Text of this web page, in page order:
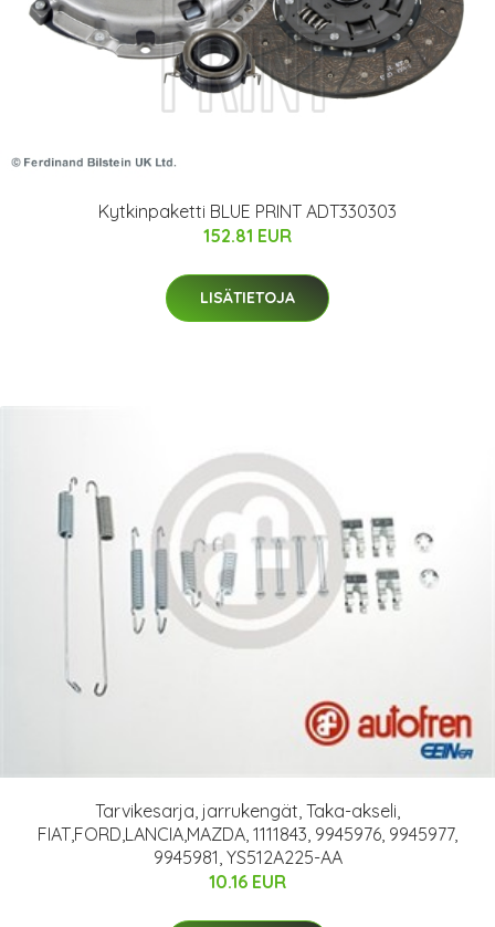
Kytkinpaketti BLUE PRINT ADT330303
152.81 EUR
LISÄTIETOJA
Tarvikesarja, jarrukengät, Taka-akseli,
FIAT,FORD,LANCIA,MAZDA, 1111843, 9945976, 9945977,
9945981, YS512A225-AA
10.16 EUR